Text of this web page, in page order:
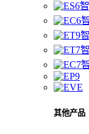
其他产品